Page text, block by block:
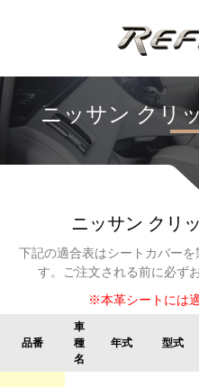
ニッサン クリ
ニッサン クリ
下記の適合表はシートカバー
す。
ご注文される前に必ず
※本革シートには
品番
車
種
名
年式 型式